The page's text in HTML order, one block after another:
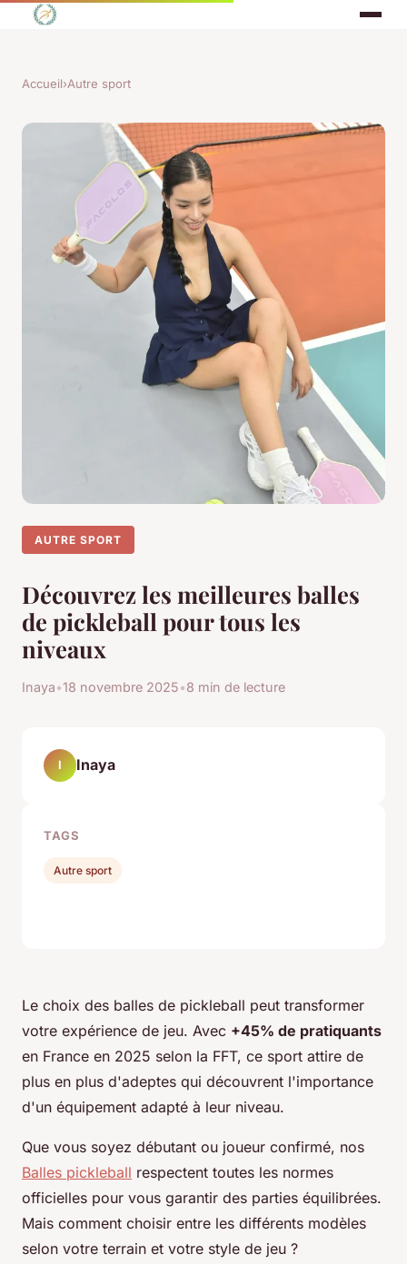
Accueil›Autre sport
AUTRE SPORT
Découvrez les meilleures balles
de pickleball pour tous les
niveaux
Inaya•18 novembre 2025•8 min de lecture
Le choix des balles de pickleball peut transformer
votre expérience de jeu. Avec +45% de pratiquants
en France en 2025 selon la FFT, ce sport attire de
plus en plus d'adeptes qui découvrent l'importance
d'un équipement adapté à leur niveau.
Que vous soyez débutant ou joueur confirmé, nos
Balles pickleball respectent toutes les normes
officielles pour vous garantir des parties équilibrées.
Mais comment choisir entre les différents modèles
selon votre terrain et votre style de jeu ?
I Inaya
TAGS
Autre sport